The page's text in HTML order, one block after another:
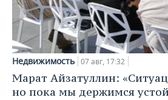
Недвижимость 07 авг, 17:32
Марат Айзатуллин:
но пока мы держимся